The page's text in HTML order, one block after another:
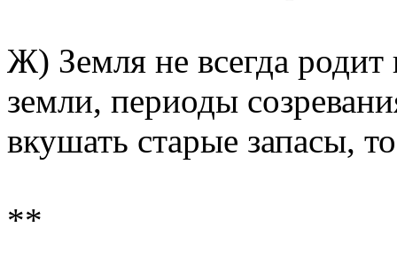
Ж) Земля не всегда
земли, периоды
вкушать старые запасы,
**